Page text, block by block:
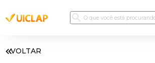
VOLTAR